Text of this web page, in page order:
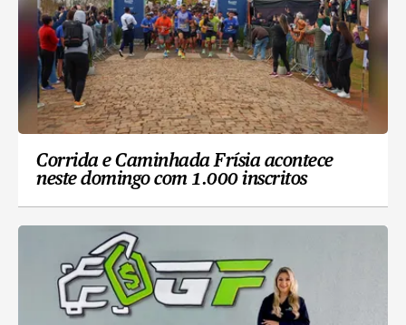
Corrida e Caminhada Frísia acontece
neste domingo com 1.000 inscritos